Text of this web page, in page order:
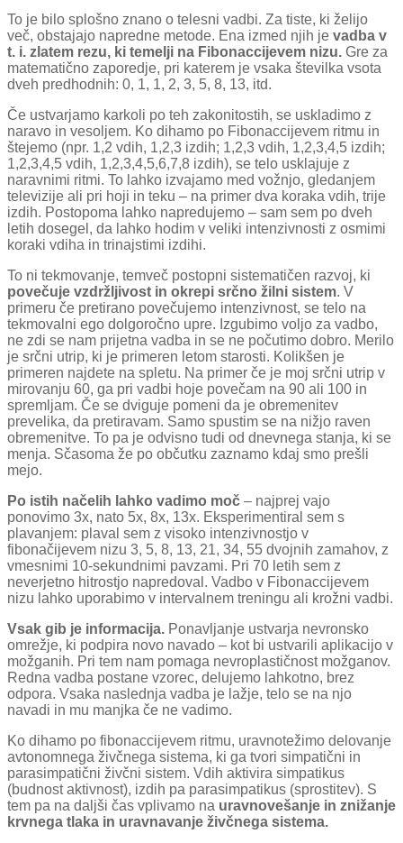
To je bilo splošno znano o telesni vadbi. Za tiste, ki želijo
več, obstajajo napredne metode. Ena izmed njih je vadba v
t. i. zlatem rezu, ki temelji na Fibonaccijevem nizu. Gre za
matematično zaporedje, pri katerem je vsaka številka vsota
dveh predhodnih: 0, 1, 1, 2, 3, 5, 8, 13, itd.
Če ustvarjamo karkoli po teh zakonitostih, se uskladimo z
naravo in vesoljem. Ko dihamo po Fibonaccijevem ritmu in
štejemo (npr. 1,2 vdih, 1,2,3 izdih; 1,2,3 vdih, 1,2,3,4,5 izdih;
1,2,3,4,5 vdih, 1,2,3,4,5,6,7,8 izdih), se telo usklajuje z
naravnimi ritmi. To lahko izvajamo med vožnjo, gledanjem
televizije ali pri hoji in teku – na primer dva koraka vdih, trije
izdih. Postopoma lahko napredujemo – sam sem po dveh
letih dosegel, da lahko hodim v veliki intenzivnosti z osmimi
koraki vdiha in trinajstimi izdihi.
To ni tekmovanje, temveč postopni sistematičen razvoj, ki
povečuje vzdržljivost in okrepi srčno žilni sistem. V
primeru če pretirano povečujemo intenzivnost, se telo na
tekmovalni ego dolgoročno upre. Izgubimo voljo za vadbo,
ne zdi se nam prijetna vadba in se ne počutimo dobro. Merilo
je srčni utrip, ki je primeren letom starosti. Kolikšen je
primeren najdete na spletu. Na primer če je moj srčni utrip v
mirovanju 60, ga pri vadbi hoje povečam na 90 ali 100 in
spremljam. Če se dviguje pomeni da je obremenitev
prevelika, da pretiravam. Samo spustim se na nižjo raven
obremenitve. To pa je odvisno tudi od dnevnega stanja, ki se
menja. Sčasoma že po občutku zaznamo kdaj smo prešli
mejo.
Po istih načelih lahko vadimo moč – najprej vajo
ponovimo 3x, nato 5x, 8x, 13x. Eksperimentiral sem s
plavanjem: plaval sem z visoko intenzivnostjo v
fibonačijevem nizu 3, 5, 8, 13, 21, 34, 55 dvojnih zamahov, z
vmesnimi 10-sekundnimi pavzami. Pri 70 letih sem z
neverjetno hitrostjo napredoval. Vadbo v Fibonaccijevem
nizu lahko uporabimo v intervalnem treningu ali krožni vadbi.
Vsak gib je informacija. Ponavljanje ustvarja nevronsko
omrežje, ki podpira novo navado – kot bi ustvarili aplikacijo v
možganih. Pri tem nam pomaga nevroplastičnost možganov.
Redna vadba postane vzorec, delujemo lahkotno, brez
odpora. Vsaka naslednja vadba je lažje, telo se na njo
navadi in mu manjka če ne vadimo.
Ko dihamo po fibonaccijevem ritmu, uravnotežimo delovanje
avtonomnega živčnega sistema, ki ga tvori simpatični in
parasimpatični živčni sistem. Vdih aktivira simpatikus
(budnost aktivnost), izdih pa parasimpatikus (sprostitev). S
tem pa na daljši čas vplivamo na uravnovešanje in znižanje
krvnega tlaka in uravnavanje živčnega sistema.